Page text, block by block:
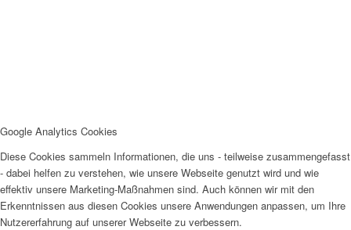
Google Analytics Cookies
Diese Cookies sammeln Informationen, die uns - teilweise zusammengefasst
- dabei helfen zu verstehen, wie unsere Webseite genutzt wird und wie
effektiv unsere Marketing-Maßnahmen sind. Auch können wir mit den
Erkenntnissen aus diesen Cookies unsere Anwendungen anpassen, um Ihre
Nutzererfahrung auf unserer Webseite zu verbessern.